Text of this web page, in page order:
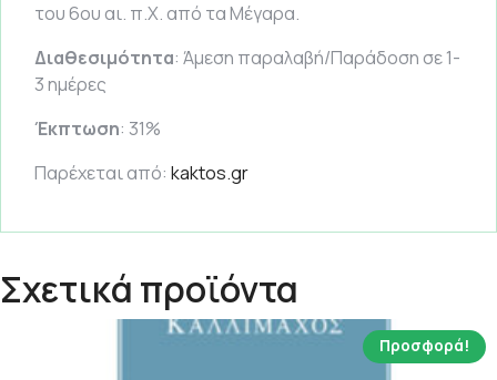
του 6ου αι. π.Χ. από τα Μέγαρα.
Διαθεσιμότητα: Άμεση παραλαβή/Παράδοση σε 1-
3 ημέρες
Έκπτωση: 31%
Παρέχεται από: kaktos.gr
Σχετικά προϊόντα
Προσφορά!